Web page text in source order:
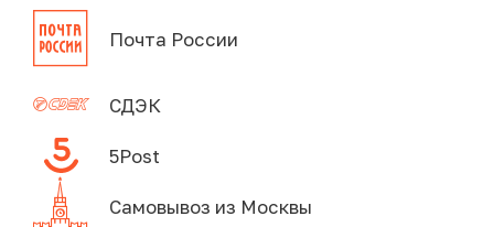
Почта России
СДЭК
5Post
Самовывоз из Москвы